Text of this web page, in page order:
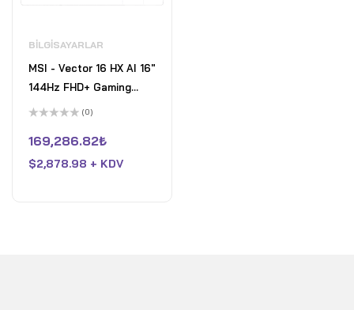
BILGISAYARLAR
MSI - Vector 16 HX AI 16"
144Hz FHD+ Gaming
Laptop - Intel Ultra 7-
5070Ti - 16GB Memory -
1TBSSD - Cosmo Gray
üzerinden
0
aldı
(0)
169,286.82₺
$2,878.98 + KDV